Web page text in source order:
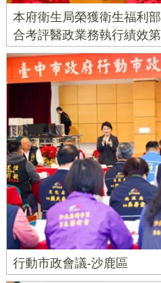
本府衛生局榮獲衛生福利
合考評醫政業務執行績效
行動市政會議-沙鹿區